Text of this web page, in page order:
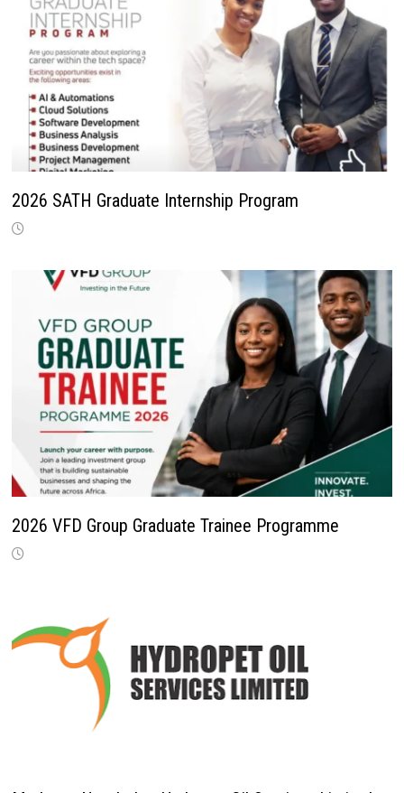
2026 SATH Graduate Internship Program
2026 VFD Group Graduate Trainee Programme